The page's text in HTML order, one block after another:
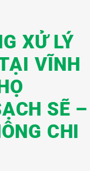
XỬ LÝ
VĨNH
SẼ –
CHI